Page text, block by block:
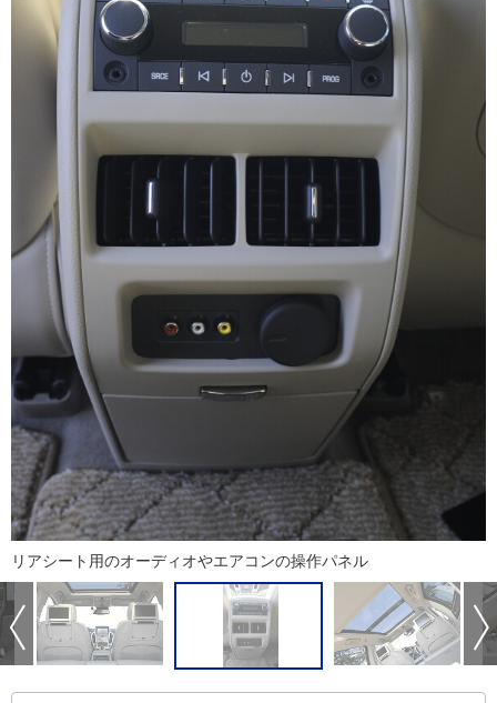
リアシート用のオーディオやエアコンの操作パネル